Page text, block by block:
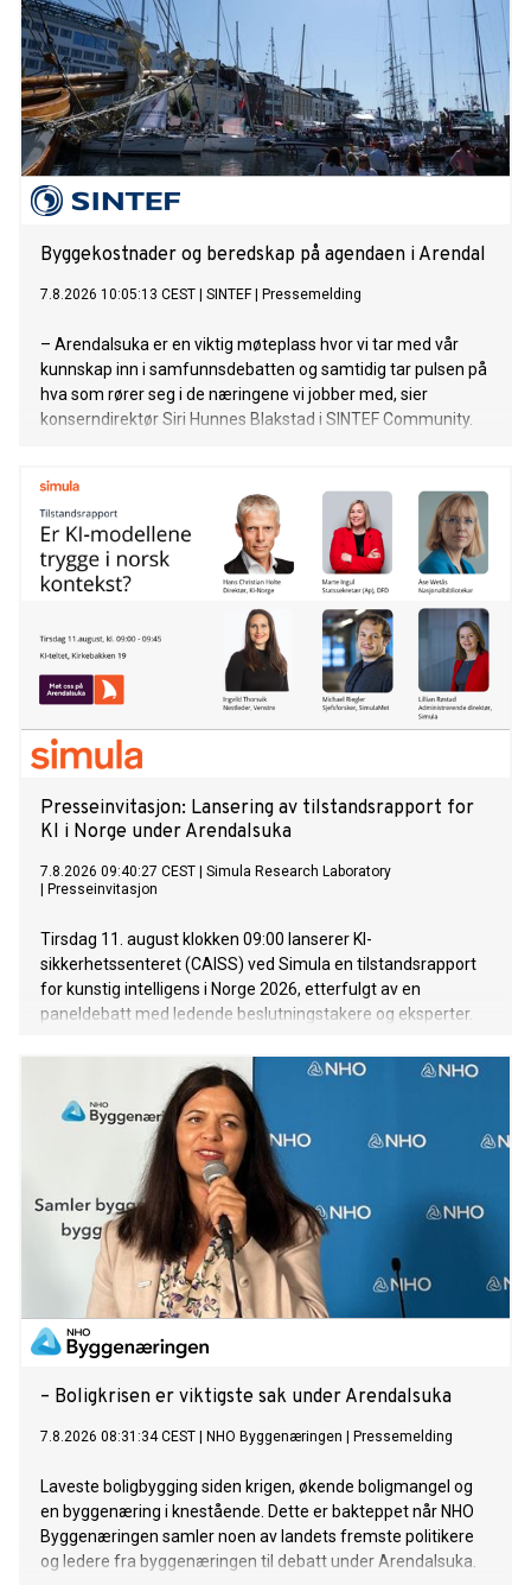
Byggekostnader og beredskap på agendaen i Arendal
7.8.2026 10:05:13 CEST SINTEF| Pressemelding
– Arendalsuka er en viktig møteplass hvor vi tar med vår
kunnskap inn i samfunnsdebatten og samtidig tar pulsen på
hva som rører seg i de næringene vi jobber med, sier
konserndirektør Siri Hunnes Blakstad i SINTEF Community.
Presseinvitasjon: Lansering av tilstandsrapport for
KI i Norge under Arendalsuka
7.8.2026 09:40:27 CEST
Simula Research Laboratory
Presseinvitasjon
Tirsdag 11. august klokken 09:00 lanserer KI-
sikkerhetssenteret (CAISS) ved Simula en tilstandsrapport
for kunstig intelligens i Norge 2026, etterfulgt av en
paneldebatt med ledende beslutningstakere og eksperter.
– Boligkrisen er viktigste sak under Arendalsuka
7.8.2026 08:31:34 CEST NHO Byggenæringen Pressemelding
Laveste boligbygging siden krigen, økende boligmangel og
en byggenæring i knestående. Dette er bakteppet når NHO
Byggenæringen samler noen av landets fremste politikere
og ledere fra byggenæringen til debatt under Arendalsuka.